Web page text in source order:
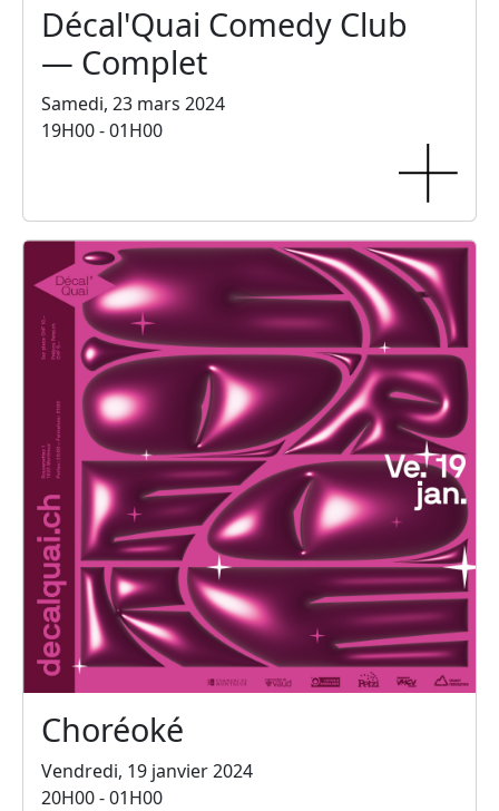
Décal'Quai Comedy Club
— Complet
Samedi, 23 mars 2024
19H00 - 01H00
Choréoké
Vendredi, 19 janvier 2024
20H00 - 01H00